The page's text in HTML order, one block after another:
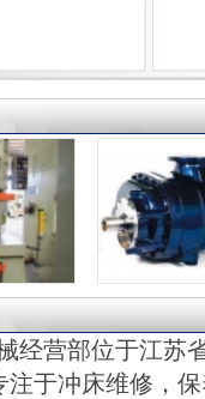
营部位于江苏
于冲床维修，